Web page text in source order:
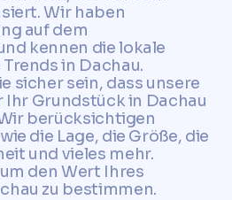
Wir haben
auf dem
kennen die lokale
in Dachau.
sicher sein, dass unsere
Grundstück in Dachau
berücksichtigen
die Lage, die Größe, die
und vieles mehr.
den Wert Ihres
zu bestimmen.